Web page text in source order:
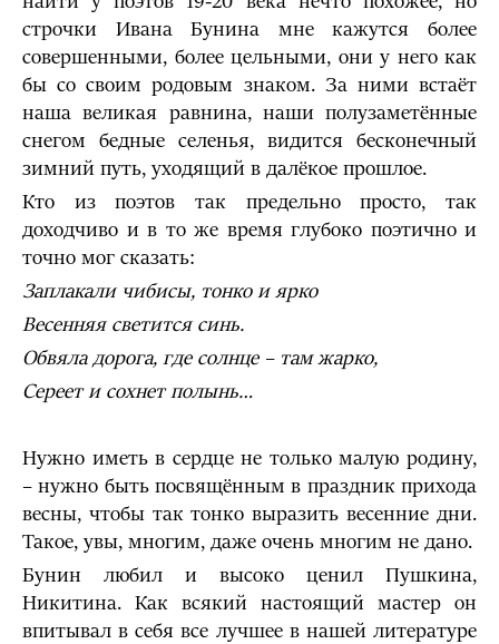
строчки Ивана Бунина мне кажутся более
совершенными, более цельными, они у него как
бы со своим родовым знаком. За ними встаёт
наша великая равнина, наши полузаметённые
снегом бедные селенья, видится бесконечный
зимний путь, уходящий в далёкое прошлое.
Кто из поэтов так предельно просто, так
доходчиво и в то же время глубоко поэтично и
точно мог сказать:
Заплакали чибисы, тонко и ярко
Весенняя светится синь.
Обвяла дорога, где солнце – там жарко,
Сереет и сохнет полынь…
Нужно иметь в сердце не только малую родину,
– нужно быть посвящённым в праздник прихода
весны, чтобы так тонко выразить весенние дни.
Такое, увы, многим, даже очень многим не дано.
Бунин любил и высоко ценил Пушкина,
Никитина. Как всякий настоящий мастер он
впитывал в себя все лучшее в нашей литературе